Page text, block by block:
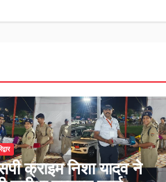
क्राइम निशा यादव ने